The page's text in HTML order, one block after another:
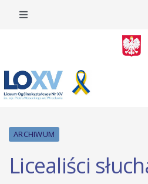
ARCHIWUM
Licealiści